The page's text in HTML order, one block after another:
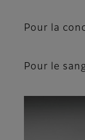
Pour la
Pour le